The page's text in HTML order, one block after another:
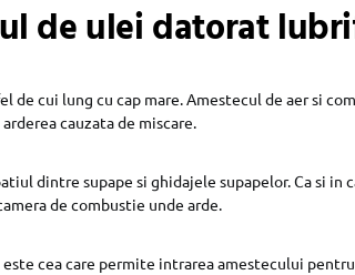
de ulei datorat
de cui lung cu cap mare. Amestecul de aer si
cauzata de miscare.
dintre supape si ghidajele supapelor. Ca si
de combustie unde arde.
este cea care permite intrarea amestecului